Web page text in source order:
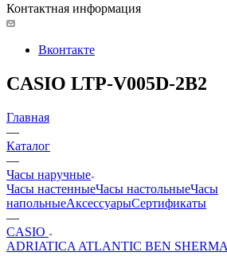
Контактная информация
Вконтакте
CASIO LTP-V005D-2B2
Главная
—
Каталог
—
Часы наручные
Часы настенныеЧасы настольныеЧасы
напольныеАксессуарыСертификаты
—
CASIO
ADRIATICA ATLANTIC BEN